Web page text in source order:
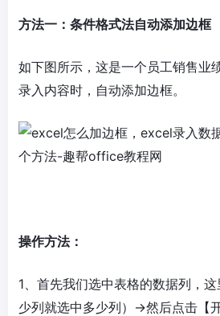
方法一：条件格式法自动添加边框
如下图所示，这是一个员工销售业
录入内容时，自动添加边框。
操作方法：
1、首先我们选中表格的数据列，
少列就选中多少列）→然后点击【